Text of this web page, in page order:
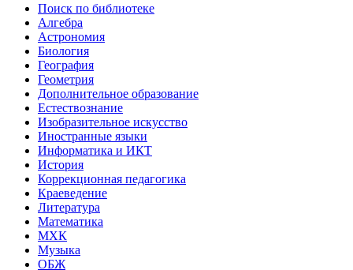
Поиск по библиотеке
Алгебра
Астрономия
Биология
География
Геометрия
Дополнительное образование
Естествознание
Изобразительное искусство
Иностранные языки
Информатика и ИКТ
История
Коррекционная педагогика
Краеведение
Литература
Математика
МХК
Музыка
ОБЖ